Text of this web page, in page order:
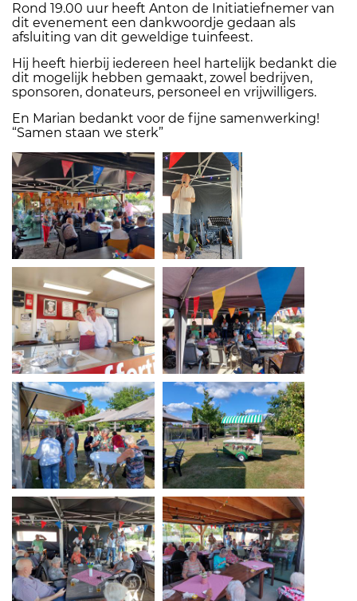
Rond 19.00 uur heeft Anton de Initiatiefnemer van
dit evenement een dankwoordje gedaan als
afsluiting van dit geweldige tuinfeest.
Hij heeft hierbij iedereen heel hartelijk bedankt die
dit mogelijk hebben gemaakt, zowel bedrijven,
sponsoren, donateurs, personeel en vrijwilligers.
En Marian bedankt voor de fijne samenwerking!
“Samen staan we sterk”